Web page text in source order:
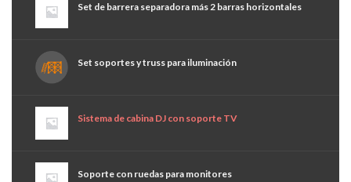
Set de barrera separadora más 2 barras horizontales
Set soportes y truss para iluminación
Sistema de cabina DJ con soporte TV
Soporte con ruedas para monitores